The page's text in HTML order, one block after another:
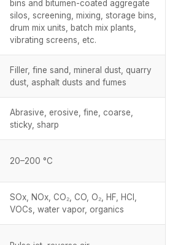
bins and bitumen-coated aggregate
silos, screening, mixing, storage bins,
drum mix units, batch mix plants,
vibrating screens, etc.
Filler, fine sand, mineral dust, quarry
dust, asphalt dusts and fumes
Abrasive, erosive, fine, coarse,
sticky, sharp
20–200 °C
SOx, NOx, CO₂, CO, O₂, HF, HCl,
VOCs, water vapor, organics